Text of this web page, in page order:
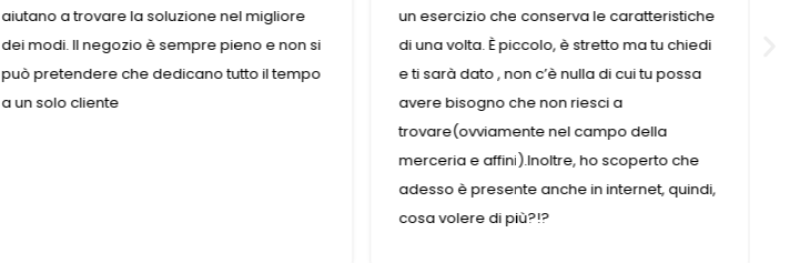
aiutano a trovare la soluzione nel migliore
dei modi. Il negozio è sempre pieno e non si
può pretendere che dedicano tutto il tempo
a un solo cliente
un esercizio che conserva le caratteristiche
di una volta. È piccolo, è stretto ma tu chiedi
e ti sarà dato , non c’è nulla di cui tu possa
avere bisogno che non riesci a
trovare(ovviamente nel campo della
merceria e affini).Inoltre, ho scoperto che
adesso è presente anche in internet, quindi,
cosa volere di più?!?